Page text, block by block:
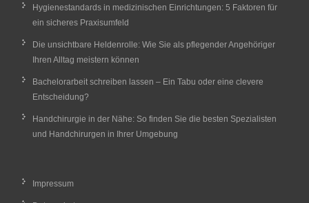
Hygienestandards in medizinischen Einrichtungen: 5 Faktoren für
ein sicheres Praxisumfeld
Die unsichtbare Heldenrolle: Wie Sie als pflegender Angehöriger
Ihren Alltag meistern können
Bachelorarbeit schreiben lassen – Ein Tabu oder eine clevere
Entscheidung?
Handchirurgie in der Nähe: So finden Sie die besten Spezialisten
und Handchirurgen in Ihrer Umgebung
Impressum